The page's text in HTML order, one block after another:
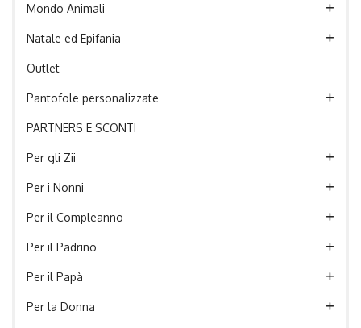
Mondo Animali
Natale ed Epifania
Outlet
Pantofole personalizzate
PARTNERS E SCONTI
Per gli Zii
Per i Nonni
Per il Compleanno
Per il Padrino
Per il Papà
Per la Donna